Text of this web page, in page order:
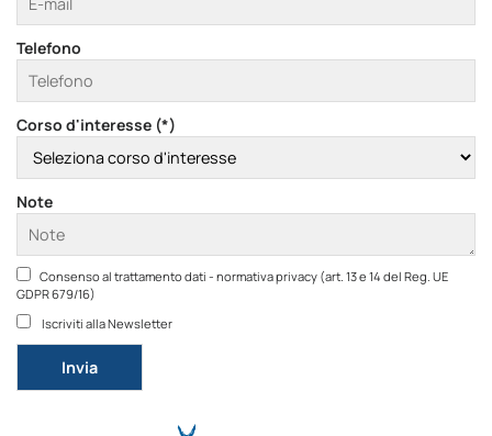
Telefono
Corso d'interesse (*)
Note
Consenso al trattamento dati - normativa privacy (art. 13 e 14 del Reg. UE
GDPR 679/16)
Iscriviti alla Newsletter
Si prega di lasciare vuoto questo campo.